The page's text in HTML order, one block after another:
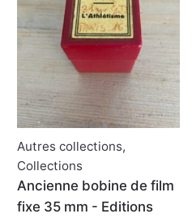
Autres collections,
Collections
Ancienne bobine de film
fixe 35 mm - Editions